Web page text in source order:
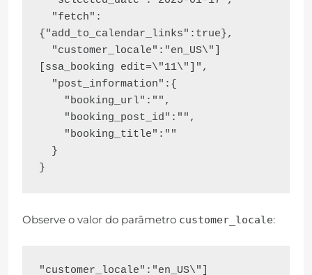
{"add_to_calendar_links":true},
[ssa_booking edit=\"11\"]",
Observe o valor do parâmetro customer_locale:
"customer_locale":"en_US\"]